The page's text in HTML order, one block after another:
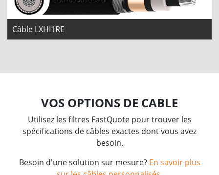
Câble LXHI1RE
VOS OPTIONS DE CABLE
Utilisez les filtres FastQuote pour trouver les
spécifications de câbles exactes dont vous avez
besoin.
Besoin d'une solution sur mesure? En savoir plus